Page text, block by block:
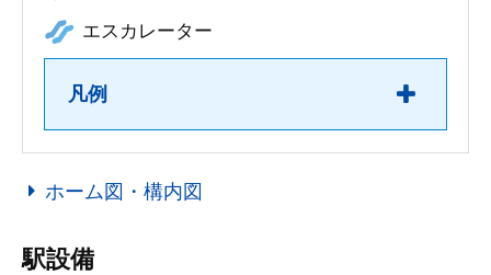
エスカレーター
凡例
ホーム図・構内図
駅設備